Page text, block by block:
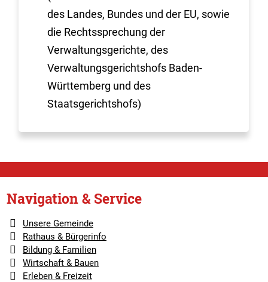
des Landes, Bundes und der EU, sowie
die Rechtssprechung der
Verwaltungsgerichte, des
Verwaltungsgerichtshofs Baden-
Württemberg und des
Staatsgerichtshofs)
Navigation & Service
Unsere Gemeinde
Rathaus & Bürgerinfo
Bildung & Familien
Wirtschaft & Bauen
Erleben & Freizeit